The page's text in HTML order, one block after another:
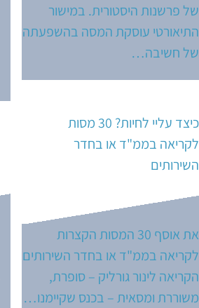
של פרשנות היסטורית. במישור
התיאורטי עוסקת המסה בהשפעתה
של חשיבה…
כיצד עליי לחיות? 30 מסות
לקריאה בממ"ד או בחדר
השירותים
את אוסף 30 המסות הקצרות
לקריאה בממ"ד או בחדר השירותים
הקריאה לינור גורליק – סופרת,
משוררת ומסאית – בכנס שקיימנו…